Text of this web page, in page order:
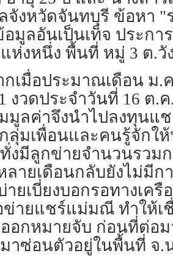
จังหวัดจันทบุรี ข้อหา
มูลอันเป็นเท็จ ประก
งหนึ่ง พื้นที่ หมู่ 3 ต.วั
กเมื่อประมาณเดือน ม
งวดประจำวันที่ 16 ต.
มมูลค่าจึงนำไปลงทุน
ลุ่มเพื่อนและคนรู้จักใ
งมีลูกข่ายจำนวนรวมก
ลายเดือนกลับยังไม่มี
ยเบี่ยงบอกรอทางเค
ายแชร์แม่มณี ทำให้เ
อกหมายจับ ก่อนที่ต่อ
าซ่อนตัวอยู่ในพื้นที่ จ.